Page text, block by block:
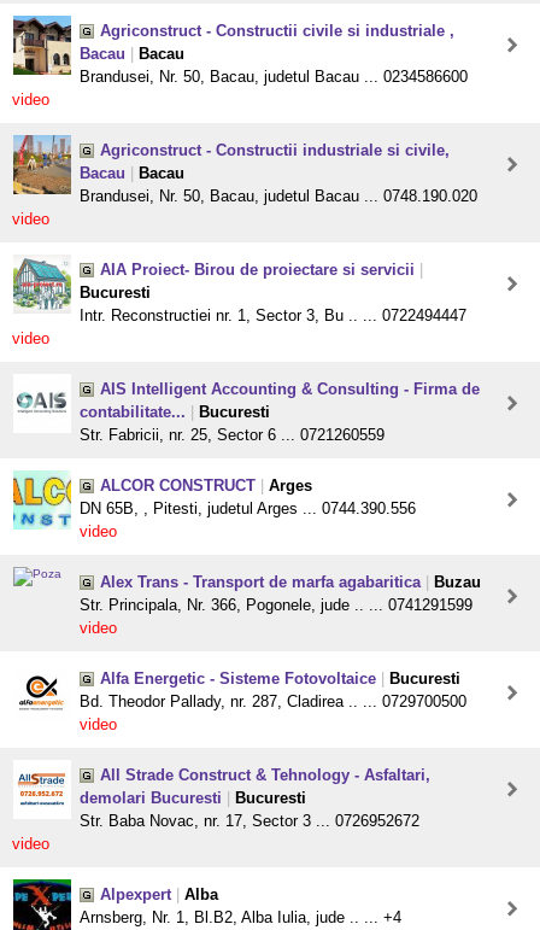
Agriconstruct - Constructii civile si industriale ,
Bacau
Bacau
Brandusei, Nr. 50, Bacau, judetul Bacau ... 0234586600
video
Agriconstruct - Constructii industriale si civile,
Bacau
Bacau
Brandusei, Nr. 50, Bacau, judetul Bacau ... 0748.190.020
video
AIA Proiect- Birou de proiectare si servicii
Bucuresti
Intr. Reconstructiei nr. 1, Sector 3, Bu .. ... 0722494447
video
AIS Intelligent Accounting & Consulting - Firma de
contabilitate...
Bucuresti
Str. Fabricii, nr. 25, Sector 6 ... 0721260559
ALCOR CONSTRUCT
Arges
DN 65B, , Pitesti, judetul Arges ... 0744.390.556
video
Alex Trans - Transport de marfa agabaritica
Buzau
Str. Principala, Nr. 366, Pogonele, jude .. ... 0741291599
video
Alfa Energetic - Sisteme Fotovoltaice
Bucuresti
Bd. Theodor Pallady, nr. 287, Cladirea .. ... 0729700500
video
All Strade Construct & Tehnology - Asfaltari,
demolari Bucuresti
Bucuresti
Str. Baba Novac, nr. 17, Sector 3 ... 0726952672
video
Alpexpert
Alba
Arnsberg, Nr. 1, Bl.B2, Alba Iulia, jude .. ... +4